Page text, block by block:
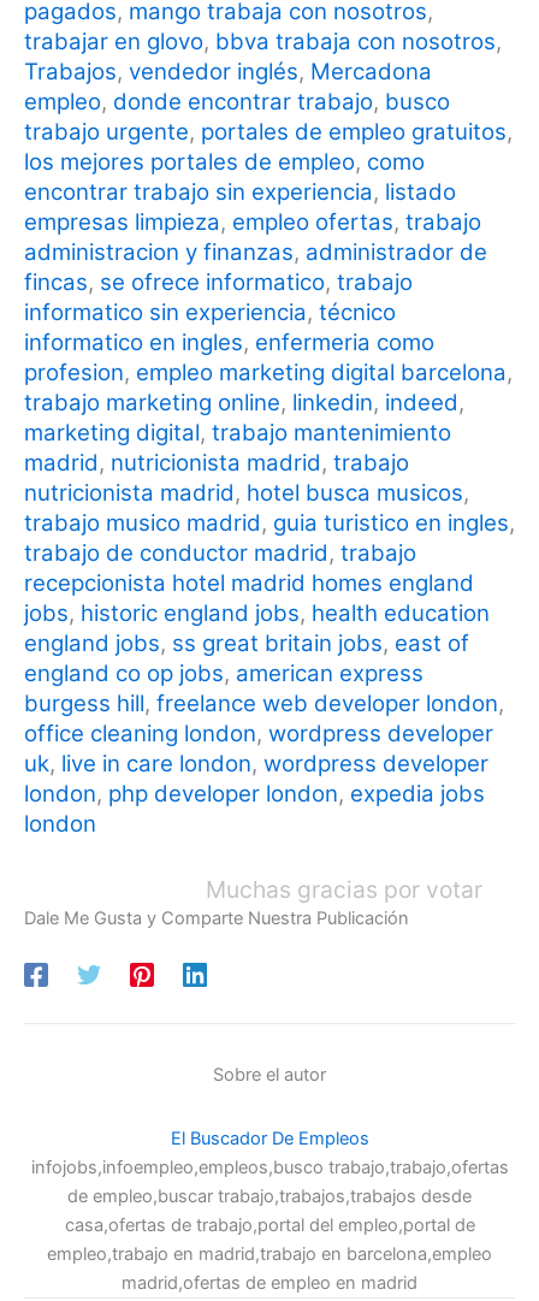
pagados, mango trabaja con nosotros,
trabajar en glovo, bbva trabaja con nosotros,
Trabajos, vendedor inglés, Mercadona
empleo, donde encontrar trabajo, busco
trabajo urgente, portales de empleo gratuitos,
los mejores portales de empleo, como
encontrar trabajo sin experiencia, listado
empresas limpieza, empleo ofertas, trabajo
administracion y finanzas, administrador de
fincas, se ofrece informatico, trabajo
informatico sin experiencia, técnico
informatico en ingles, enfermeria como
profesion, empleo marketing digital barcelona,
trabajo marketing online, linkedin, indeed,
marketing digital, trabajo mantenimiento
madrid, nutricionista madrid, trabajo
nutricionista madrid, hotel busca musicos,
trabajo musico madrid, guia turistico en ingles,
trabajo de conductor madrid, trabajo
recepcionista hotel madrid homes england
jobs, historic england jobs, health education
england jobs, ss great britain jobs, east of
england co op jobs, american express
burgess hill, freelance web developer london,
office cleaning london, wordpress developer
uk, live in care london, wordpress developer
london, php developer london, expedia jobs
london
Muchas gracias por votar
Dale Me Gusta y Comparte Nuestra Publicación
Sobre el autor
El Buscador De Empleos
infojobs,infoempleo,empleos,busco trabajo,trabajo,ofertas
de empleo,buscar trabajo,trabajos,trabajos desde
casa,ofertas de trabajo,portal del empleo,portal de
empleo,trabajo en madrid,trabajo en barcelona,empleo
madrid,ofertas de empleo en madrid